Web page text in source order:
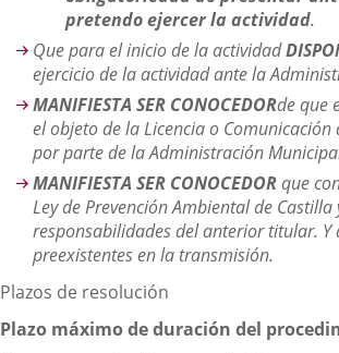
pretendo ejercer la actividad.
Que para el inicio de la actividad
ejercicio de la actividad ante la
MANIFIESTA SER CONOCEDORde que
el objeto de la Licencia o
por parte de la Administración
MANIFIESTA SER CONOCEDORque
Ley de Prevención Ambiental de
responsabilidades del anterior titular.
preexistentes en la transmisión.
Plazos de resolución
Plazo máximo de duración del